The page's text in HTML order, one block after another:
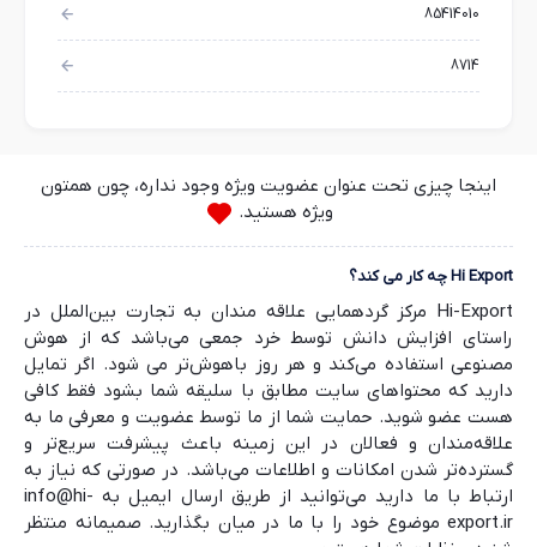
85414010
8714
اینجا چیزی تحت عنوان عضویت ویژه وجود نداره، چون همتون
ویژه هستید.
Hi Export چه کار می کند؟
Hi-Export مرکز گردهمایی علاقه مندان به تجارت بین‌الملل در
راستای افزایش دانش توسط خرد جمعی می‌باشد که از هوش
مصنوعی استفاده می‌کند و هر روز باهوش‌تر می شود. اگر تمایل
دارید که محتواهای سایت مطابق با سلیقه شما بشود فقط کافی
هست عضو شوید. حمایت شما از ما توسط عضویت و معرفی ما به
علاقه‌مندان و فعالان در این زمینه باعث پیشرفت سریع‌تر و
گسترده‌تر شدن امکانات و اطلاعات می‌باشد. در صورتی که نیاز به
ارتباط با ما دارید می‌توانید از طریق ارسال ایمیل به info@hi-
export.ir موضوع خود را با ما در میان بگذارید. صمیمانه منتظر